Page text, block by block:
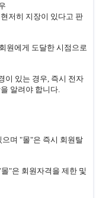
저히 지장이 있다고 판
원에게 도달한 시점으로
이 있는 경우, 즉시 전자
알려야 합니다.
며 "몰"은 즉시 회원탈
"은 회원자격을 제한 및